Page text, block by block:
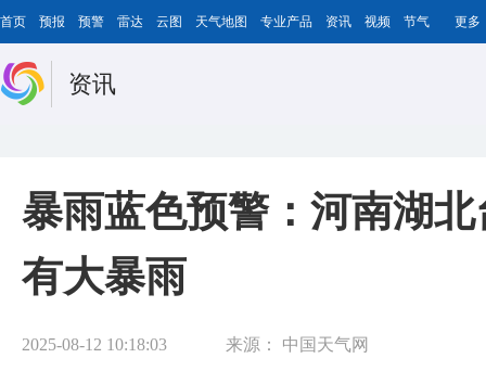
首页 预报 预警 雷达 云图 天气地图 专业产品 资讯 视频 节气 更多
资讯
暴雨蓝色预警：河南湖
有大暴雨
2025-08-12 10:18:03 来源： 中国天气网